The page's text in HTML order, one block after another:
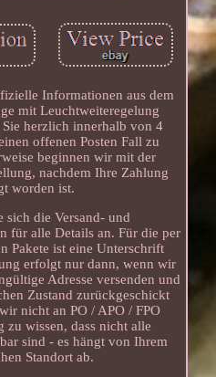
Informationen aus dem
mit Leuchtweiteregelung
herzlich innerhalb von 4
offenen Posten Fall zu
beginnen wir mit der
nachdem Ihre Zahlung
worden ist.
sich die Versand- und
für alle Details an. Für die per
Pakete ist eine Unterschrift
erfolgt nur dann, wenn wir
Adresse versenden und
Zustand zurückgeschickt
nicht an PO / APO / FPO
zu wissen, dass nicht alle
sind - es hängt von Ihrem
Standort ab.